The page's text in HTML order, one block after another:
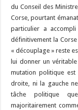
du Conseil des
Corse, pourtant
particulier a
définitivement la
« découplage » reste
lui donner un
mutation politique est
droite, ni la gauche
tâche politique
majoritairement